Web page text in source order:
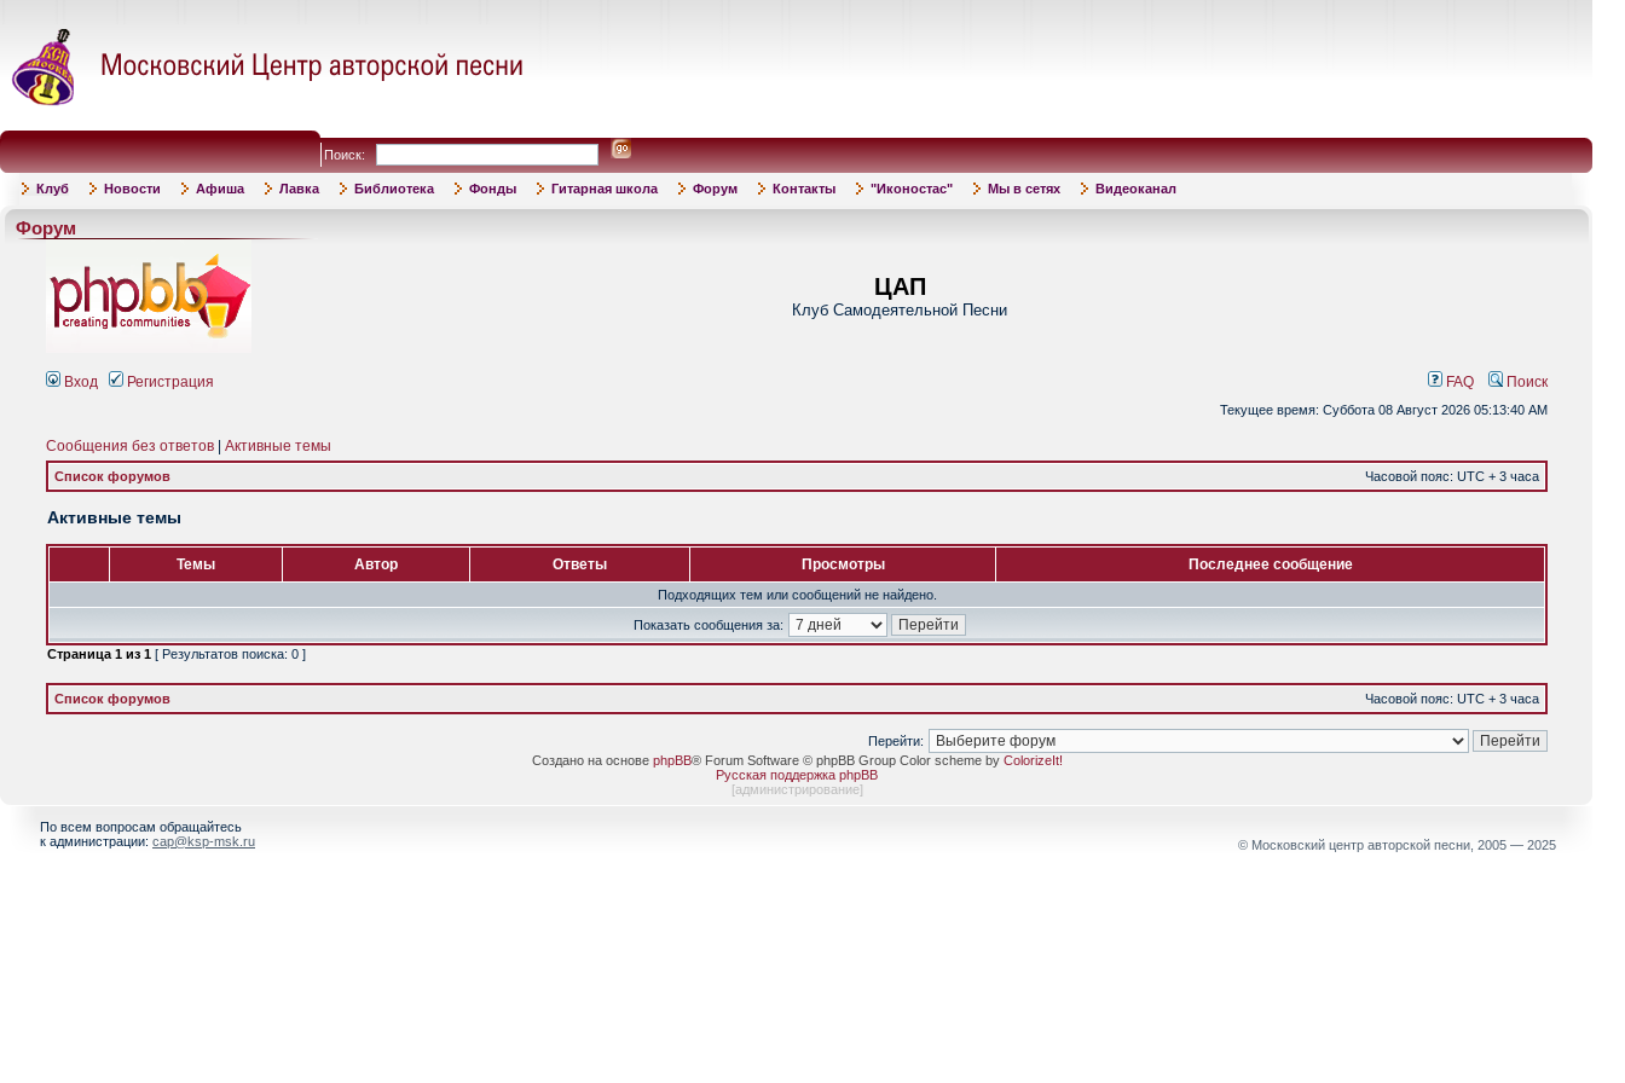
Поиск:
Клуб Новости Афиша Лавка Библиотека Фонды Гитарная школа Форум Контакты "Иконостас" Мы в сетях Видеоканал
Форум
ЦАП
Клуб Самодеятельной Песни
Вход Регистрация FAQ Поиск
Текущее время: Суббота 08 Август 2026 05:13:40 AM
Сообщения без ответов Активные темы
Список форумов Часовой пояс: UTC + 3 часа
Активные темы
Темы Автор Ответы Просмотры Последнее сообщение
Подходящих тем или сообщений не найдено.
Показать сообщения за:
Страница 1 из 1 [ Результатов поиска: 0 ]
Список форумов Часовой пояс: UTC + 3 часа
Перейти:
Создано на основе phpBB® Forum Software © phpBB Group Color scheme by ColorizeIt!
Русская поддержка phpBB
[администрирование]
По всем вопросам обращайтесь
к администрации: cap@ksp-msk.ru © Московский центр авторской песни, 2005 — 2025